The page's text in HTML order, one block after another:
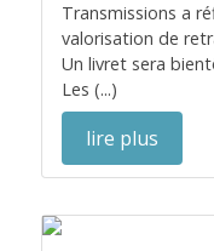
Transmissions a
valorisation de
Un livret sera
Les (...)
lire plus